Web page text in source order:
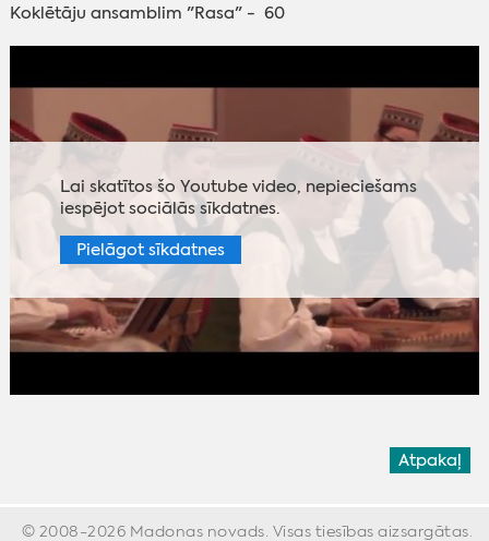
Koklētāju ansamblim "Rasa" - 60
Lai skatītos šo Youtube video, nepieciešams
iespējot sociālās sīkdatnes.
Pielāgot sīkdatnes
Atpakaļ
© 2008-2026 Madonas novads. Visas tiesības aizsargātas.